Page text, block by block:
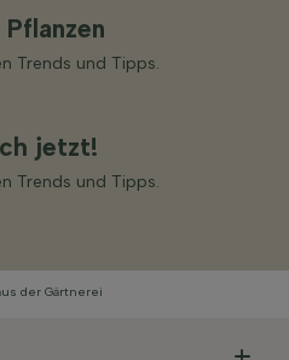
Trends und Tipps.
jetzt!
Trends und Tipps.
Beratungvon unseren Experten